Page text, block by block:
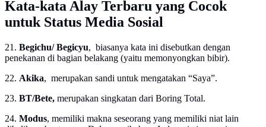
Kata-kata Alay Terbaru yang Cocok
untuk Status Media Sosial
21. Begichu/ Begicyu, biasanya kata ini disebutkan dengan
penekanan di bagian belakang (yaitu memonyongkan bibir).
22. Akika, merupakan sandi untuk mengatakan “Saya”.
23. BT/Bete, merupakan singkatan dari Boring Total.
24. Modus, memiliki makna seseorang yang memiliki niat lain